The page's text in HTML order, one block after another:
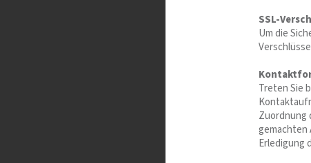
SSL-
Um die
Treten Sie
Zuordnung
gemachten
Erledigung